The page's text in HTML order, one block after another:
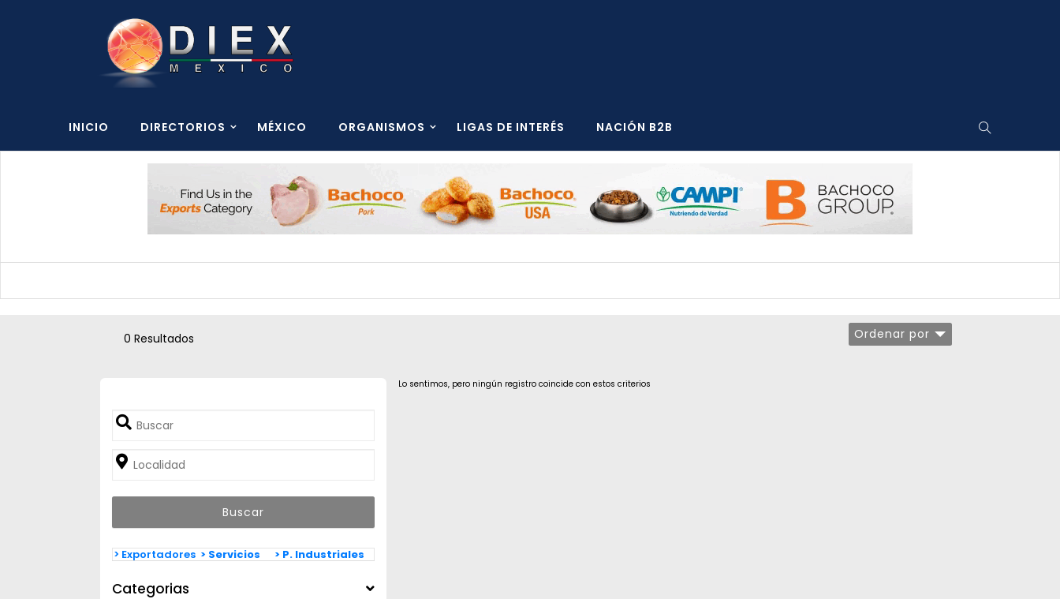
INICIO DIRECTORIOS MÉXICO ORGANISMOS LIGAS DE INTERÉS NACIÓN B2B
> Exportadores > Servicios > P. Industriales
Categorias
0 Resultados Ordenar por
Lo sentimos, pero ningún registro coincide con estos criterios